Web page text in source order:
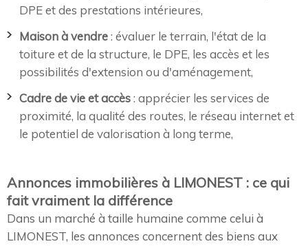
DPE et des prestations intérieures,
Maison à vendre: évaluer le terrain, l'état de la
toiture et de la structure, le DPE, les accès et les
possibilités d'extension ou d'aménagement,
Cadre de vie et accès: apprécier les services de
proximité, la qualité des routes, le réseau internet et
le potentiel de valorisation à long terme,
Annonces immobilières à LIMONEST : ce qui
fait vraiment la différence
Dans un marché à taille humaine comme celui à
LIMONEST, les annonces concernent des biens aux